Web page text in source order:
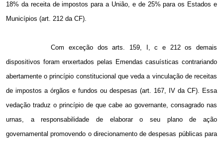
18% da receita de impostos para a União, e de 25% para os Estados e
Municípios (art. 212 da CF).
Com exceção dos arts. 159, I, c e 212 os demais
dispositivos foram enxertados pelas Emendas casuísticas contrariando
abertamente o princípio constitucional que veda a vinculação de receitas
de impostos a órgãos e fundos ou despesas (art. 167, IV da CF). Essa
vedação traduz o princípio de que cabe ao governante, consagrado nas
urnas, a responsabilidade de elaborar o seu plano de ação
governamental promovendo o direcionamento de despesas públicas para